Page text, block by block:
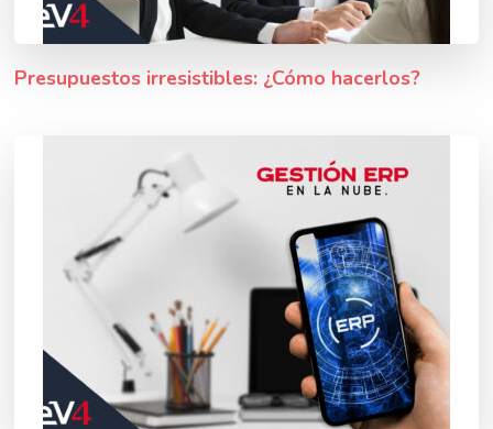
Presupuestos irresistibles: ¿Cómo hacerlos?